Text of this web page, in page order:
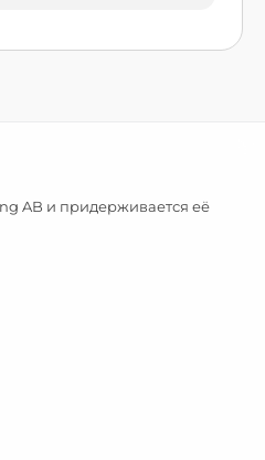
AB и придерживается её